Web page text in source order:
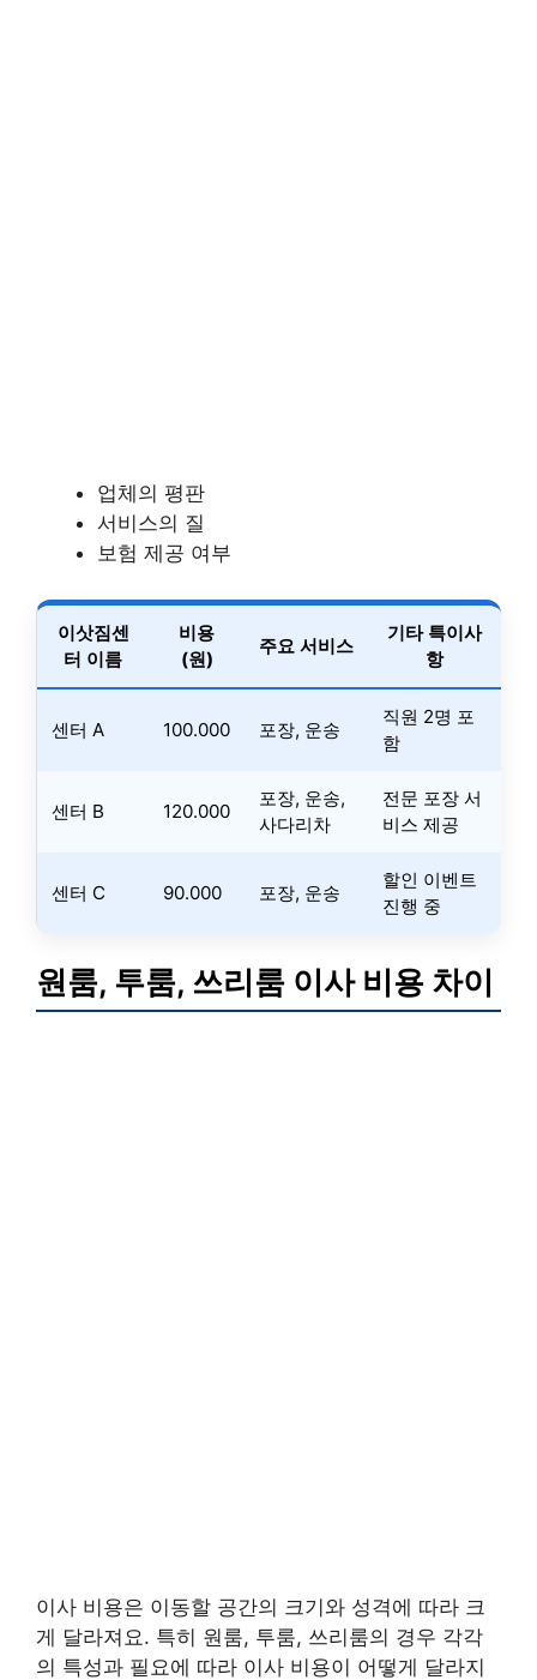
업체의 평판
서비스의 질
보험 제공 여부
이삿짐센
터 이름
비용
(원)
주요 서비스
기타 특이사
항
센터 A 100.000 포장, 운송
직원 2명 포
함
센터 B 120.000
포장, 운송,
사다리차
전문 포장 서
비스 제공
센터 C 90.000 포장, 운송
할인 이벤트
진행 중
원룸, 투룸, 쓰리룸 이사 비용 차이
이사 비용은 이동할 공간의 크기와 성격에 따라 크
게 달라져요. 특히 원룸, 투룸, 쓰리룸의 경우 각각
의 특성과 필요에 따라 이사 비용이 어떻게 달라지